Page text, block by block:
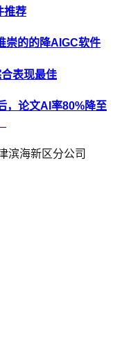
推荐
崇的的降AIGC软件
表现最佳
，论文AI率80%降至
滨海新区分公司